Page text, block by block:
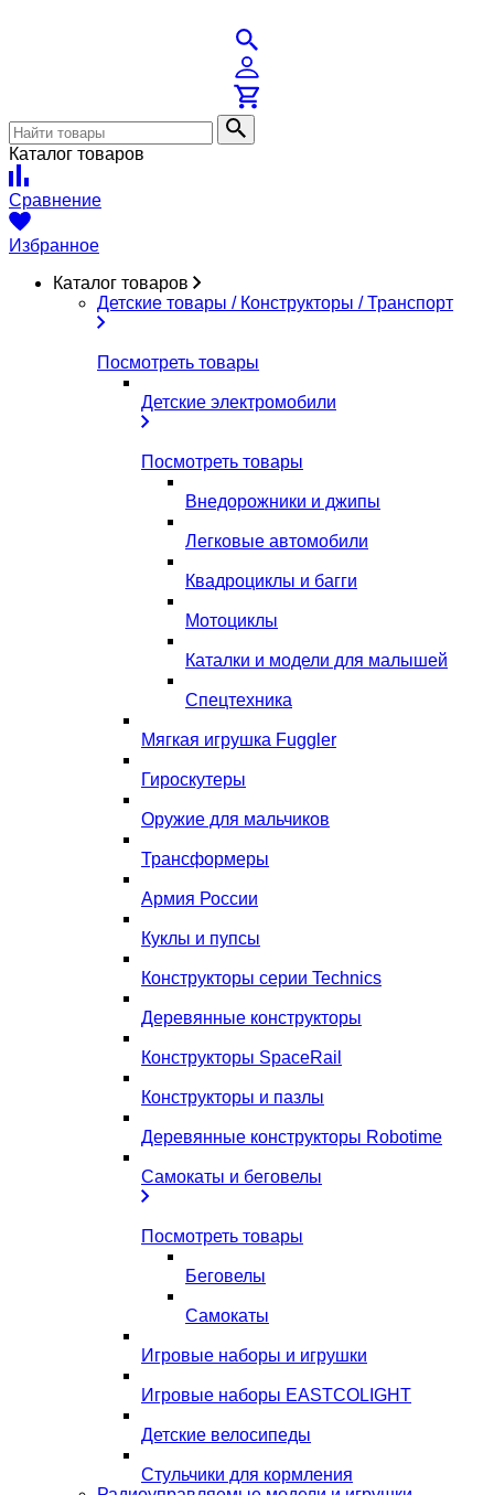
Каталог товаров
Сравнение
Избранное
Каталог товаров
Детские товары / Конструкторы / Транспорт
Посмотреть товары
Детские электромобили
Посмотреть товары
Внедорожники и джипы
Легковые автомобили
Квадроциклы и багги
Мотоциклы
Каталки и модели для малышей
Спецтехника
Мягкая игрушка Fuggler
Гироскутеры
Оружие для мальчиков
Трансформеры
Армия России
Куклы и пупсы
Конструкторы серии Technics
Деревянные конструкторы
Конструкторы SpaceRail
Конструкторы и пазлы
Деревянные конструкторы Robotime
Самокаты и беговелы
Посмотреть товары
Беговелы
Самокаты
Игровые наборы и игрушки
Игровые наборы EASTCOLIGHT
Детские велосипеды
Стульчики для кормления